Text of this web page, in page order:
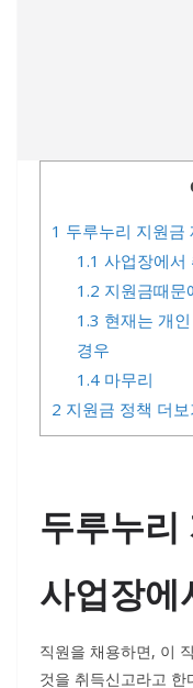
1 두루누리 지원금
1.1 사업장에서
1.2 지원금때문
1.3 현재는 개
경우
1.4마무리
2 지원금 정책 더보
두루누리
사업장에
직원을 채용하면, 이
것을 취득신고라고 한